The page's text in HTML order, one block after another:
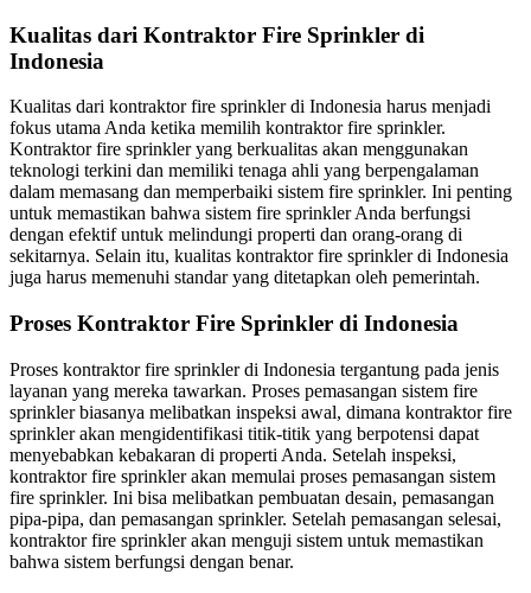
Kualitas dari Kontraktor Fire Sprinkler di
Indonesia
Kualitas dari kontraktor fire sprinkler di Indonesia harus menjadi
fokus utama Anda ketika memilih kontraktor fire sprinkler.
Kontraktor fire sprinkler yang berkualitas akan menggunakan
teknologi terkini dan memiliki tenaga ahli yang berpengalaman
dalam memasang dan memperbaiki sistem fire sprinkler. Ini penting
untuk memastikan bahwa sistem fire sprinkler Anda berfungsi
dengan efektif untuk melindungi properti dan orang-orang di
sekitarnya. Selain itu, kualitas kontraktor fire sprinkler di Indonesia
juga harus memenuhi standar yang ditetapkan oleh pemerintah.
Proses Kontraktor Fire Sprinkler di Indonesia
Proses kontraktor fire sprinkler di Indonesia tergantung pada jenis
layanan yang mereka tawarkan. Proses pemasangan sistem fire
sprinkler biasanya melibatkan inspeksi awal, dimana kontraktor fire
sprinkler akan mengidentifikasi titik-titik yang berpotensi dapat
menyebabkan kebakaran di properti Anda. Setelah inspeksi,
kontraktor fire sprinkler akan memulai proses pemasangan sistem
fire sprinkler. Ini bisa melibatkan pembuatan desain, pemasangan
pipa-pipa, dan pemasangan sprinkler. Setelah pemasangan selesai,
kontraktor fire sprinkler akan menguji sistem untuk memastikan
bahwa sistem berfungsi dengan benar.